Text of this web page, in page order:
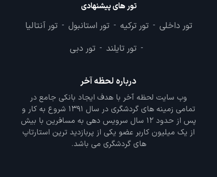
تور های پیشنهادی
تور داخلی - تور ترکیه - تور استانبول - تور آنتالیا
- تور تایلند - تور دبی
درباره لحظه آخر
وب سایت لحظه آخر با هدف ایجاد بانکی جامع در
تمامی زمینه های گردشگری در سال 1391 شروع به کار و
پس از حدود 12 سال سرویس دهی به مسافرین با بیش
از یک میلیون کاربر عضو یکی از پربازدید ترین استارتاپ
های گردشگری می باشد.